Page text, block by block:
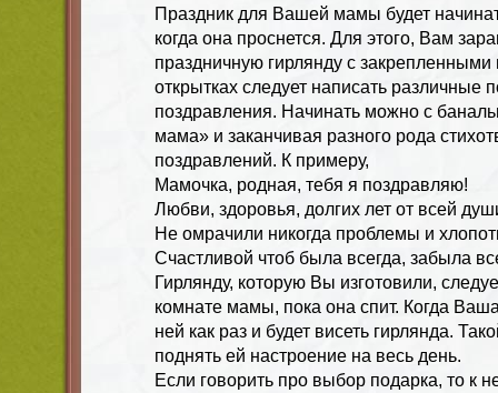
Праздник для Вашей мамы будет
когда она проснется. Для этого, Вам
праздничную гирлянду с
открытках следует написать различные
поздравления. Начинать можно с
мама» и заканчивая разного рода
поздравлений. К примеру,
Мамочка, родная, тебя я поздравляю!
Любви, здоровья, долгих лет от всей
Не омрачили никогда проблемы и
Счастливой чтоб была всегда, забыла
Гирлянду, которую Вы изготовили,
комнате мамы, пока она спит. Когда
ней как раз и будет висеть гирлянда.
поднять ей настроение на весь день.
Если говорить про выбор подарка, то к